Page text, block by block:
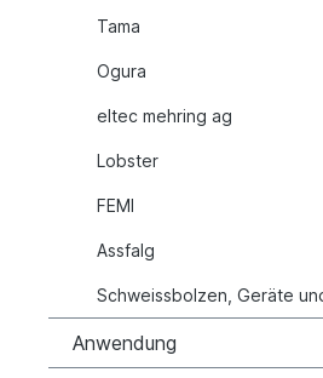
Tama
Ogura
eltec mehring ag
Lobster
FEMI
Assfalg
Schweissbolzen, Geräte
Anwendung